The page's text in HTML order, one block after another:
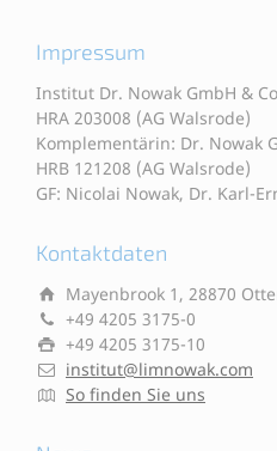
Impressum
Institut Dr. Nowak GmbH &
HRA 203008 (AG Walsrode)
Komplementärin: Dr. Nowak
HRB 121208 (AG Walsrode)
GF: Nicolai Nowak, Dr. Karl-
Kontaktdaten
Mayenbrook 1, 28870
+49 4205 3175-0
+49 4205 3175-10
institut@limnowak.com
So finden Sie uns